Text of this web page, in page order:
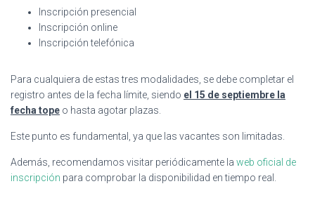
Inscripción presencial
Inscripción online
Inscripción telefónica
Para cualquiera de estas tres modalidades, se debe completar el
registro antes de la fecha límite, siendo el 15 de septiembre la
fecha tope o hasta agotar plazas.
Este punto es fundamental, ya que las vacantes son limitadas.
Además, recomendamos visitar periódicamente la web oficial de
inscripción para comprobar la disponibilidad en tiempo real.